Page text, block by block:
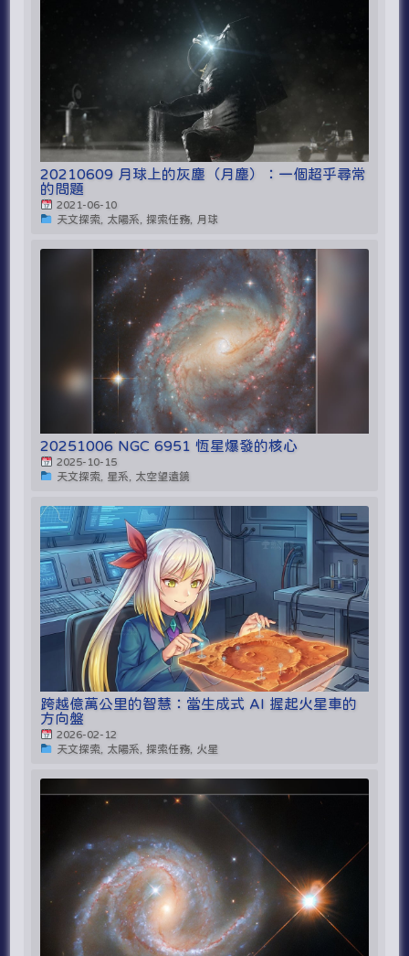
20210609 月球上的灰塵（月塵）：一個超乎尋常
的問題
2021-06-10
天文探索, 太陽系, 探索任務, 月球
20251006 NGC 6951 恆星爆發的核心
2025-10-15
天文探索, 星系, 太空望遠鏡
跨越億萬公里的智慧：當生成式 AI 握起火星車的
方向盤
2026-02-12
天文探索, 太陽系, 探索任務, 火星